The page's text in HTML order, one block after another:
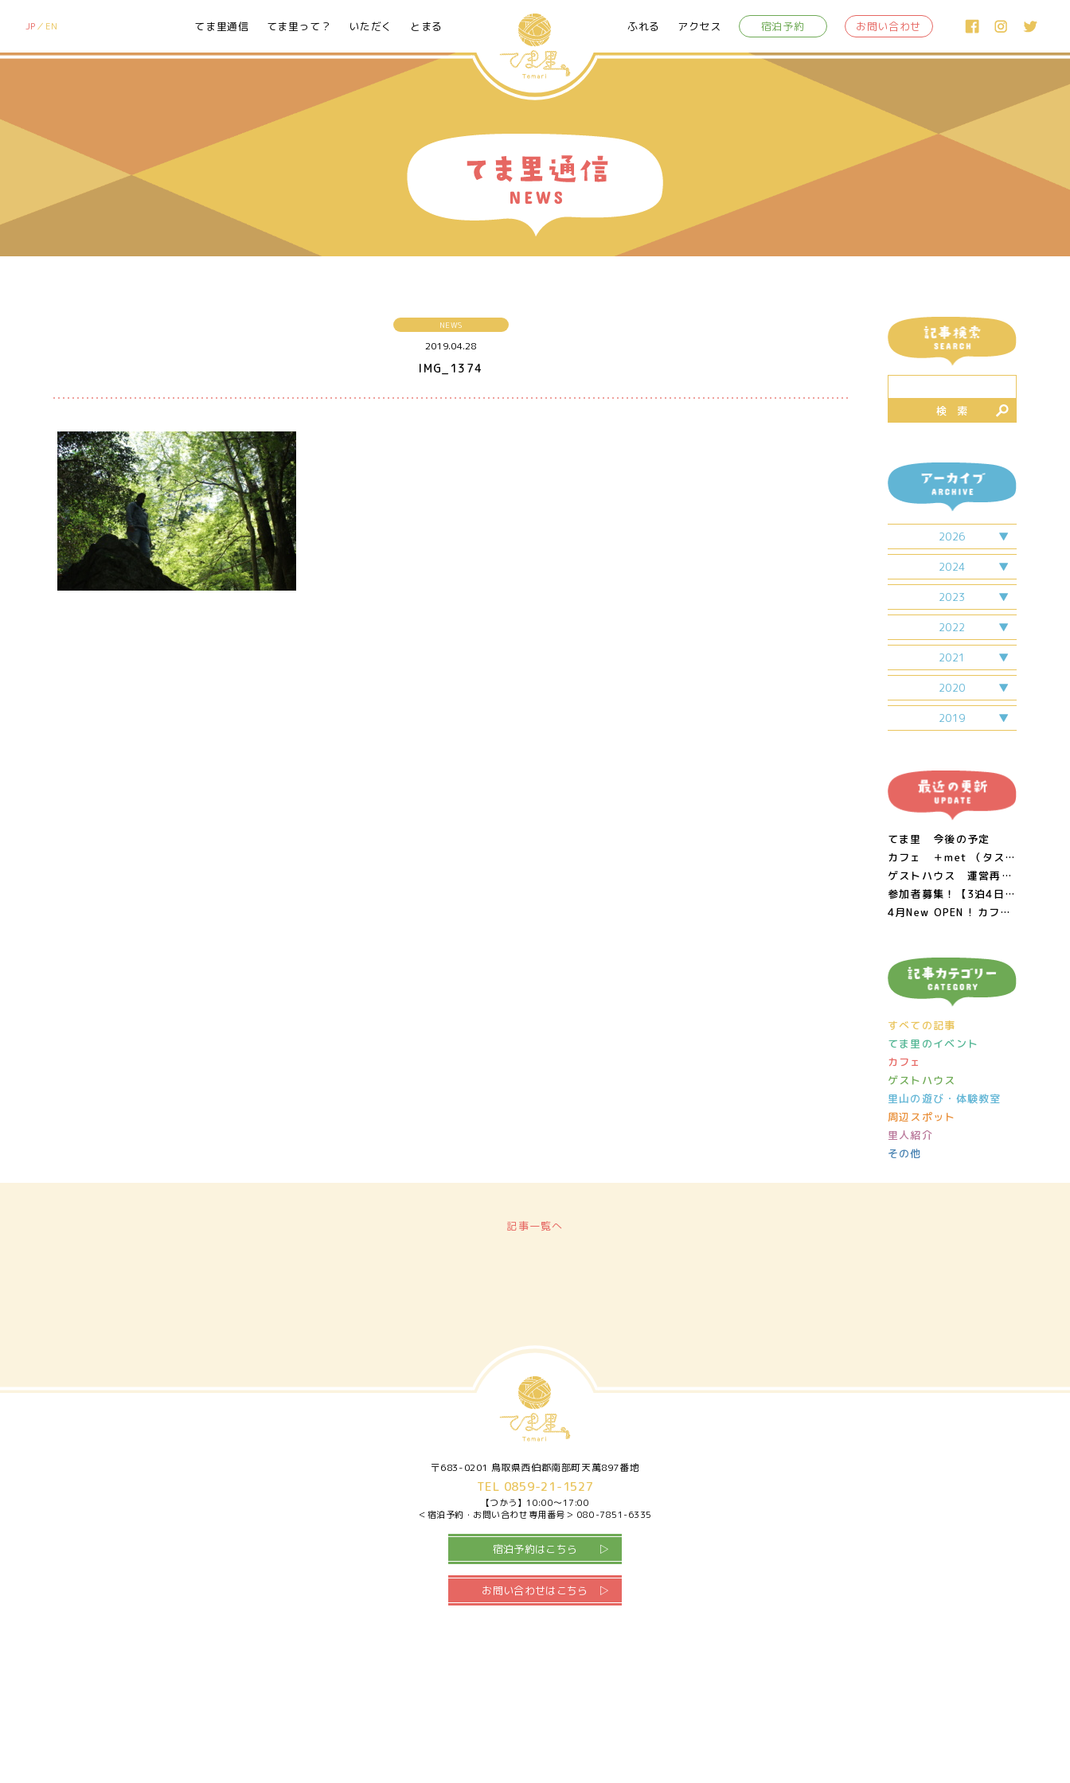
JP EN てま里通信 てま里って？ いただく とまる ふれる アクセス 宿泊予約 お問い合わせ
NEWS
2019.04.28
IMG_1374
検 索
2026
7月
2024
7月
2023
4月
7月
2022
7月
2021
5月
10月
2020
2月
5月
12月
2019
5月
6月
7月
11月
12月
てま里 今後の予定
カフェ ＋met （タスメット）閉店につきまして
ゲストハウス 運営再開のお知らせ 2/11
参加者募集！【3泊4日・梨！おじいちゃん！生き物！】 里山のあたたかみに触れる親子ワーケーション!! in 鳥取県南部町
4月New OPEN ! カフェ＆週末居酒屋 ＋met （タスメット）
すべての記事
てま里のイベント
カフェ
ゲストハウス
里山の遊び・体験教室
周辺スポット
里人紹介
その他
記事一覧へ
〒683-0201 鳥取県西伯郡南部町天萬897番地
TEL 0859-21-1527
【つかう】 10:00～17:00
＜宿泊予約・お問い合わせ専用番号＞ 080-7851-6335
宿泊予約はこちら
お問い合わせはこちら